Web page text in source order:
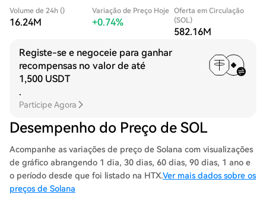
Volume de 24h ()
16.24M
Variação de Preço Hoje
+0.74%
Oferta em Circulação
(SOL)
582.16M
Registe-se e negoceie para ganhar
recompensas no valor de até
1,500 USDT
.
Participe Agora
Desempenho do Preço de SOL
Acompanhe as variações de preço de Solana com visualizações
de gráfico abrangendo 1 dia, 30 dias, 60 dias, 90 dias, 1 ano e
o período desde que foi listado na HTX.Ver mais dados sobre os
preços de Solana